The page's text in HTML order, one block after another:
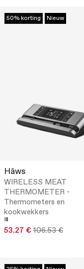
50% korting Nieuw
Hâws
WIRELESS MEAT
THERMOMETER -
Thermometers en
kookwekkers
53.27 € 106.53 €